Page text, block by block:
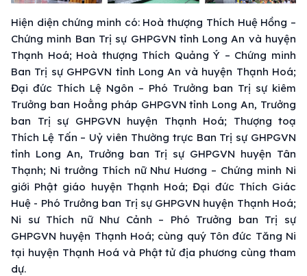
Hiện diện chứng minh có: Hoà thượng Thích Huệ Hồng –
Chứng minh Ban Trị sự GHPGVN tỉnh Long An và huyện
Thạnh Hoá; Hoà thượng Thích Quảng Ý – Chứng minh
Ban Trị sự GHPGVN tỉnh Long An và huyện Thạnh Hoá;
Đại đức Thích Lệ Ngôn – Phó Trưởng ban Trị sự kiêm
Trưởng ban Hoằng pháp GHPGVN tỉnh Long An, Trưởng
ban Trị sự GHPGVN huyện Thạnh Hoá; Thượng toạ
Thích Lệ Tấn – Uỷ viên Thường trực Ban Trị sự GHPGVN
tỉnh Long An, Trưởng ban Trị sự GHPGVN huyện Tân
Thạnh; Ni trưởng Thích nữ Như Hương – Chứng minh Ni
giới Phật giáo huyện Thạnh Hoá; Đại đức Thích Giác
Huệ - Phó Trưởng ban Trị sự GHPGVN huyện Thạnh Hoá;
Ni sư Thích nữ Như Cảnh – Phó Trưởng ban Trị sự
GHPGVN huyện Thạnh Hoá; cùng quý Tôn đức Tăng Ni
tại huyện Thạnh Hoá và Phật tử địa phương cùng tham
dự.